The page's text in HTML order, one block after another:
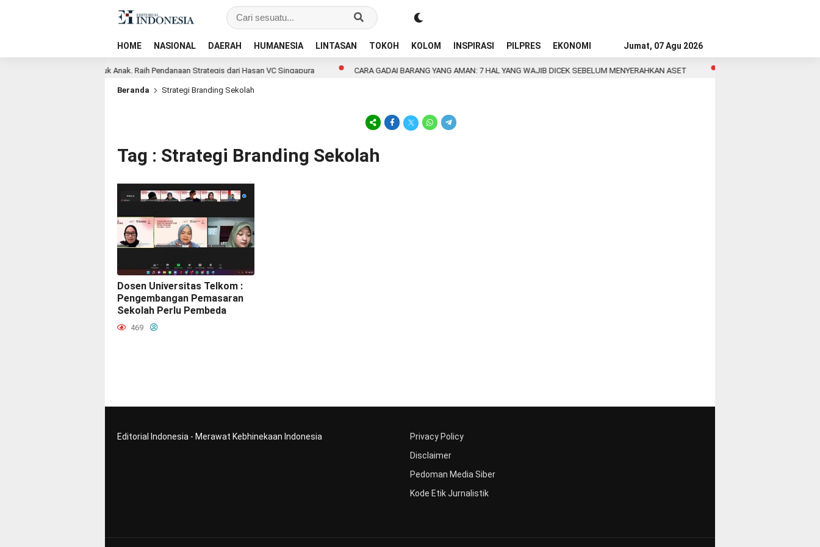
HOME NASIONAL DAERAH HUMANESIA LINTASAN TOKOH KOLOM INSPIRASI PILPRES EKONOMI Jumat, 07 Agu 2026
AI Aman & Etis untuk Anak, Raih Pendanaan Strategis dari Hasan VC Singapura CARA GADAI BARANG YANG AMAN: 7 HAL YANG WAJIB DICEK SEBELUM MENYERAHKAN ASET
Beranda Strategi Branding Sekolah
Tag : Strategi Branding Sekolah
Dosen Universitas Telkom :
Pengembangan Pemasaran
Sekolah Perlu Pembeda
469
Privacy Policy
Disclaimer
Pedoman Media Siber
Kode Etik Jurnalistik
Editorial Indonesia - Merawat Kebhinekaan Indonesia